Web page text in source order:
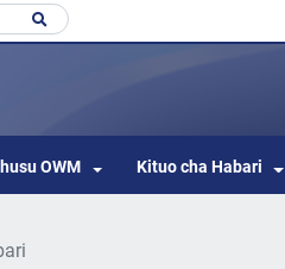
OWM Kituo cha Habari